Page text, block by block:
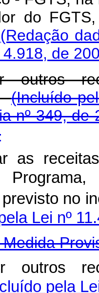
do
(Redação
4.918, de
outros
(Incluído
nº 349, de
as
no
Lei nº
outros
pela